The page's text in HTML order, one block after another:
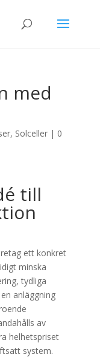
med
, Solceller| 0
till
ett konkret
minska
tydliga
anläggning
av
helhetspriset
system.